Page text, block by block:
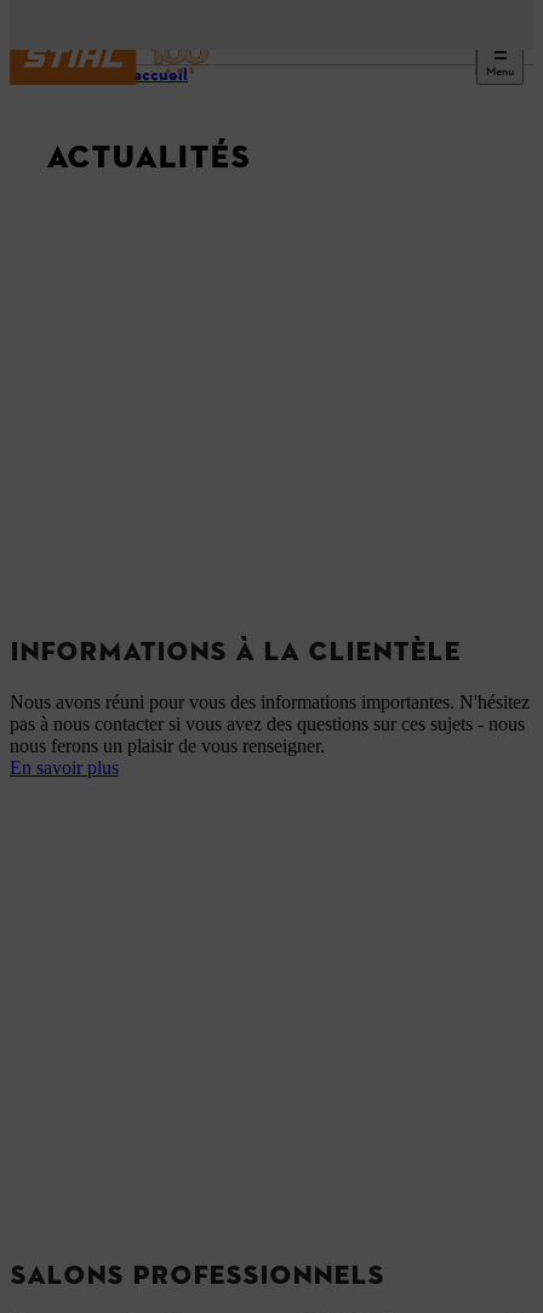
Menu
Page d’accueil
ACTUALITÉS
INFORMATIONS À LA CLIENTÈLE
Nous avons réuni pour vous des informations importantes. N'hésitez
pas à nous contacter si vous avez des questions sur ces sujets - nous
nous ferons un plaisir de vous renseigner.
En savoir plus
SALONS PROFESSIONNELS